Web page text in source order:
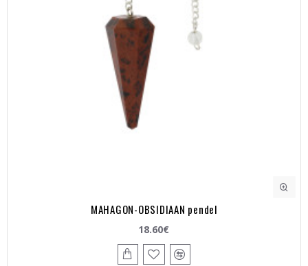
MAHAGON-OBSIDIAAN pendel
18.60€